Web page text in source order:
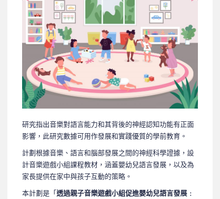
研究指出音樂對語言能力和其背後的神經認知功能有正面
影響，此研究數據可用作發展和實踐優質的學前教育。
計劃根據音樂、語言和腦部發展之間的神經科學證據，設
計音樂遊戲小組課程教材，涵蓋嬰幼兒語言發展，以及為
家長提供在家中與孩子互動的策略。
本計劃是「透過親子音樂遊戲小組促進嬰幼兒語言發展﹕